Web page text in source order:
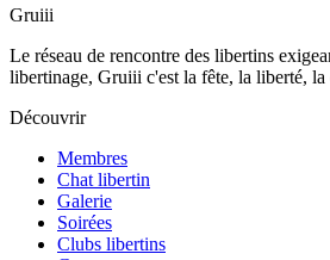
Gruiii
Le réseau de rencontre des libertins
libertinage, Gruiii c'est la fête, la liberté,
Découvrir
Membres
Chat libertin
Galerie
Soirées
Clubs libertins